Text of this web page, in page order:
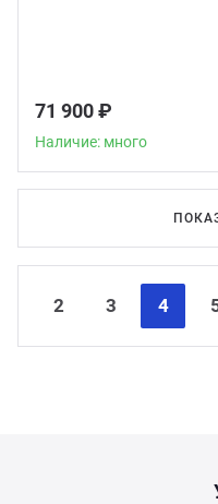
71 900 ₽
Наличие: много
2 3 4